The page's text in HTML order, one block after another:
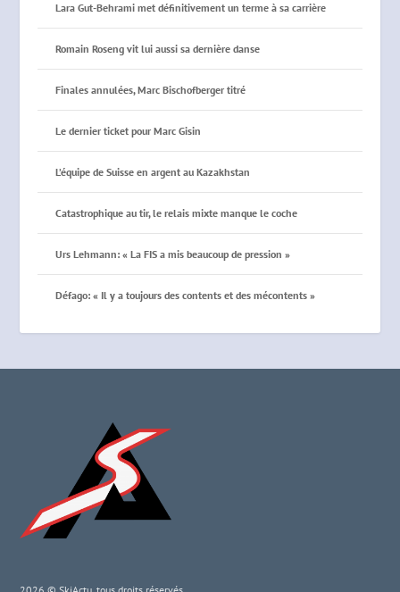
Lara Gut-Behrami met définitivement un terme à sa carrière
Romain Roseng vit lui aussi sa dernière danse
Finales annulées, Marc Bischofberger titré
Le dernier ticket pour Marc Gisin
L’équipe de Suisse en argent au Kazakhstan
Catastrophique au tir, le relais mixte manque le coche
Urs Lehmann: « La FIS a mis beaucoup de pression »
Défago: « Il y a toujours des contents et des mécontents »